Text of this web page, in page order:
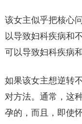
该女主似乎把核心
以导致妇科疾病和
可以导致妇科疾病
如果该女主想逆转
对方法。通常，这
孕的，而且，即使